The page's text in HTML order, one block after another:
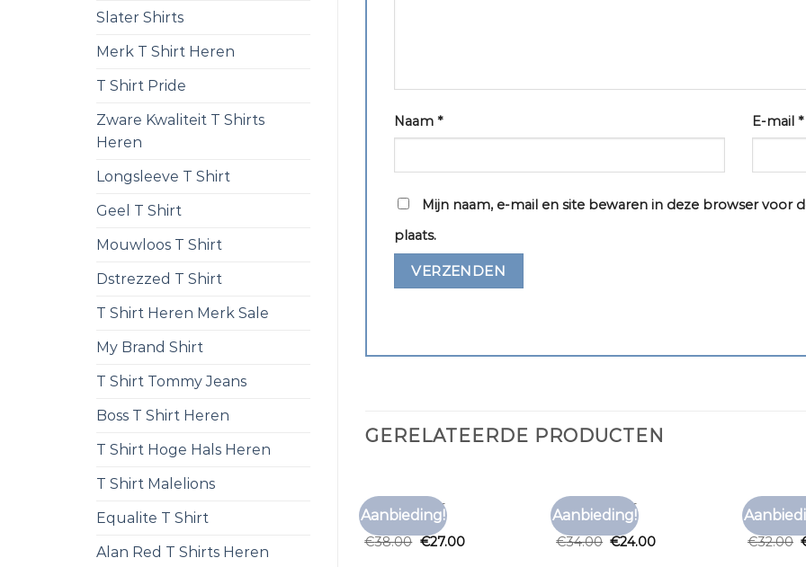
Slater Shirts
Merk T Shirt Heren
T Shirt Pride
Zware Kwaliteit T Shirts
Heren
Longsleeve T Shirt
Geel T Shirt
Mouwloos T Shirt
Dstrezzed T Shirt
T Shirt Heren Merk Sale
My Brand Shirt
T Shirt Tommy Jeans
Boss T Shirt Heren
T Shirt Hoge Hals Heren
T Shirt Malelions
Equalite T Shirt
Alan Red T Shirts Heren
Naam * E-mail*
Mijn naam, e-mail en site bewaren in deze browser voor
plaats.
GERELATEERDE PRODUCTEN
Aanbieding!
BRUIN T SHIRT
bruin t shirt
€38.00 €27.00
Aanbieding!
BRUIN T SHIRT
bruin t shirt
€34.00 €24.00
BRUIN T
bruin t
€32.00